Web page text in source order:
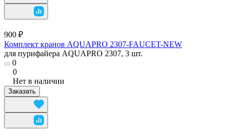
900 ₽
Комплект кранов AQUAPRO 2307-FAUCET-NEW
для пурифайера AQUAPRO 2307, 3 шт.
0
0
Нет в наличии
Заказать